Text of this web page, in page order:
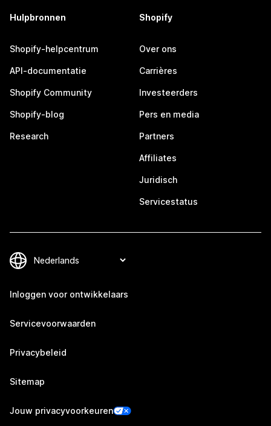
Hulpbronnen
Shopify-helpcentrum
API-documentatie
Shopify Community
Shopify-blog
Research
Shopify
Over ons
Carrières
Investeerders
Pers en media
Partners
Affiliates
Juridisch
Servicestatus
Inloggen voor ontwikkelaars
Servicevoorwaarden
Privacybeleid
Sitemap
Jouw privacyvoorkeuren